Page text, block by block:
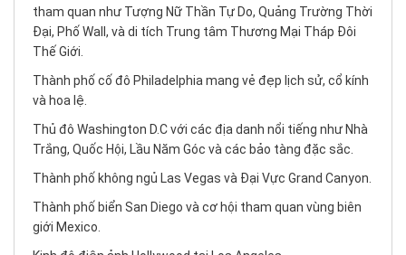
tham quan như Tượng Nữ Thần Tự Do, Quảng Trường Thời
Đại, Phố Wall, và di tích Trung tâm Thương Mại Tháp Đôi
Thế Giới.
Thành phố cố đô Philadelphia mang vẻ đẹp lịch sử, cổ kính
và hoa lệ.
Thủ đô Washington D.C với các địa danh nổi tiếng như Nhà
Trắng, Quốc Hội, Lầu Năm Góc và các bảo tàng đặc sắc.
Thành phố không ngủ Las Vegas và Đại Vực Grand Canyon.
Thành phố biển San Diego và cơ hội tham quan vùng biên
giới Mexico.